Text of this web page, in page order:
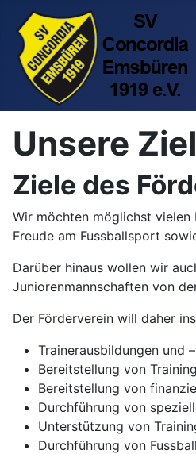
Unsere
Ziele des
Wir möchten möglichst vielen
Freude am Fussballsport
Darüber hinaus wollen wir
Juniorenmannschaften von
Der Förderverein will daher
Trainerausbildungen und
Bereitstellung von
Bereitstellung von
Durchführung von
Unterstützung von
Durchführung von